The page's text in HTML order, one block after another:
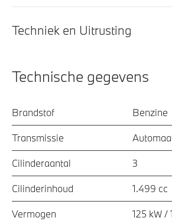
Techniek en Uitrusting
Technische gegevens
Brandstof Benzine
Transmissie
Cilinderaantal 3
Cilinderinhoud 1.499 cc
Vermogen 125 kW /